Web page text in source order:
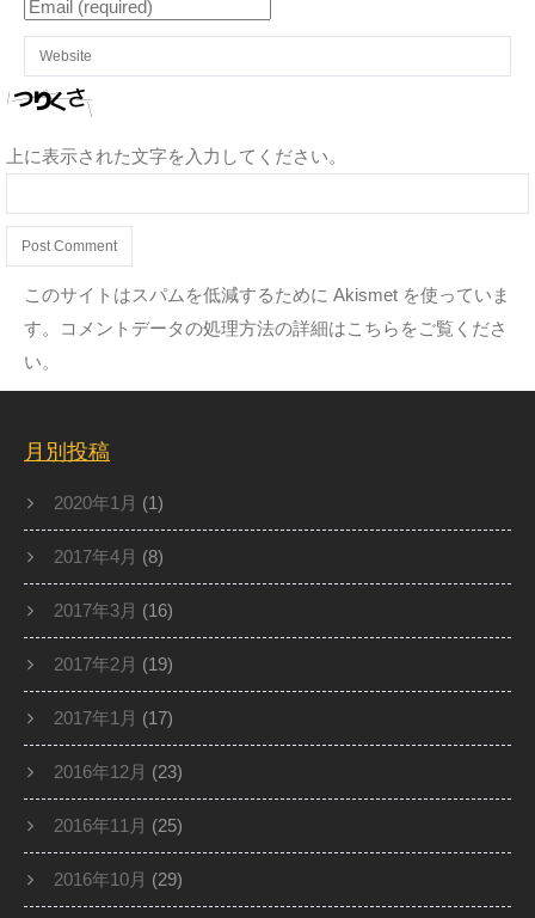
上に表示された文字を入力してください。
このサイトはスパムを低減するために Akismet を使っていま
す。
コメントデータの処理方法の詳細はこちらをご覧くださ
い。
月別投稿
2020年1月 (1)
2017年4月 (8)
2017年3月 (16)
2017年2月 (19)
2017年1月 (17)
2016年12月 (23)
2016年11月 (25)
2016年10月 (29)